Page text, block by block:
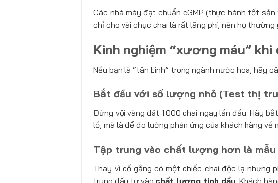
Các nhà máy đạt chuẩn cGMP (thực hành tốt
chỉ cho vài chục chai là rất lãng phí, nên họ
Kinh nghiệm “xương máu”
Nếu bạn là “tân binh” trong ngành nước hoa, hãy
Bắt đầu với số lượng nhỏ (Test thị
Đừng vội vàng đặt 1.000 chai ngay lần đầu. Hãy
lồ, mà là để đo lường phản ứng của khách hàng về
Tập trung vào chất lượng hơn là mẫu
Thay vì cố gắng có một chiếc chai độc lạ nhưng
trung đầu tư vào chất lượng tinh dầu. Khách